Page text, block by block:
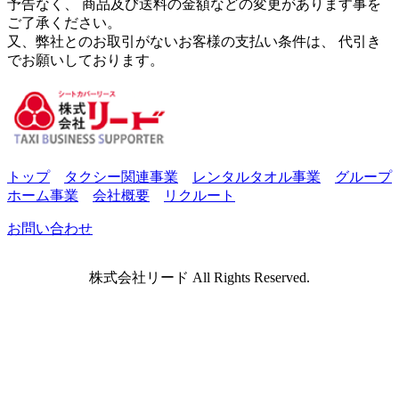
予告なく、 商品及び送料の金額などの変更があります事を
ご了承ください。
又、弊社とのお取引がないお客様の支払い条件は、 代引き
でお願いしております。
トップ タクシー関連事業 レンタルタオル事業
グループ
ホーム事業
会社概要 リクルート
お問い合わせ
株式会社リード All Rights Reserved.